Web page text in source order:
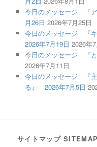
今日のメッセージ 『
月26日 2026年7月25日
今日のメッセージ 『
2026年7月19日 2026年
今日のメッセージ 『
2026年7月11日
今日のメッセージ 『
る』 2026年7月5日
サイトマップ SITEMAP